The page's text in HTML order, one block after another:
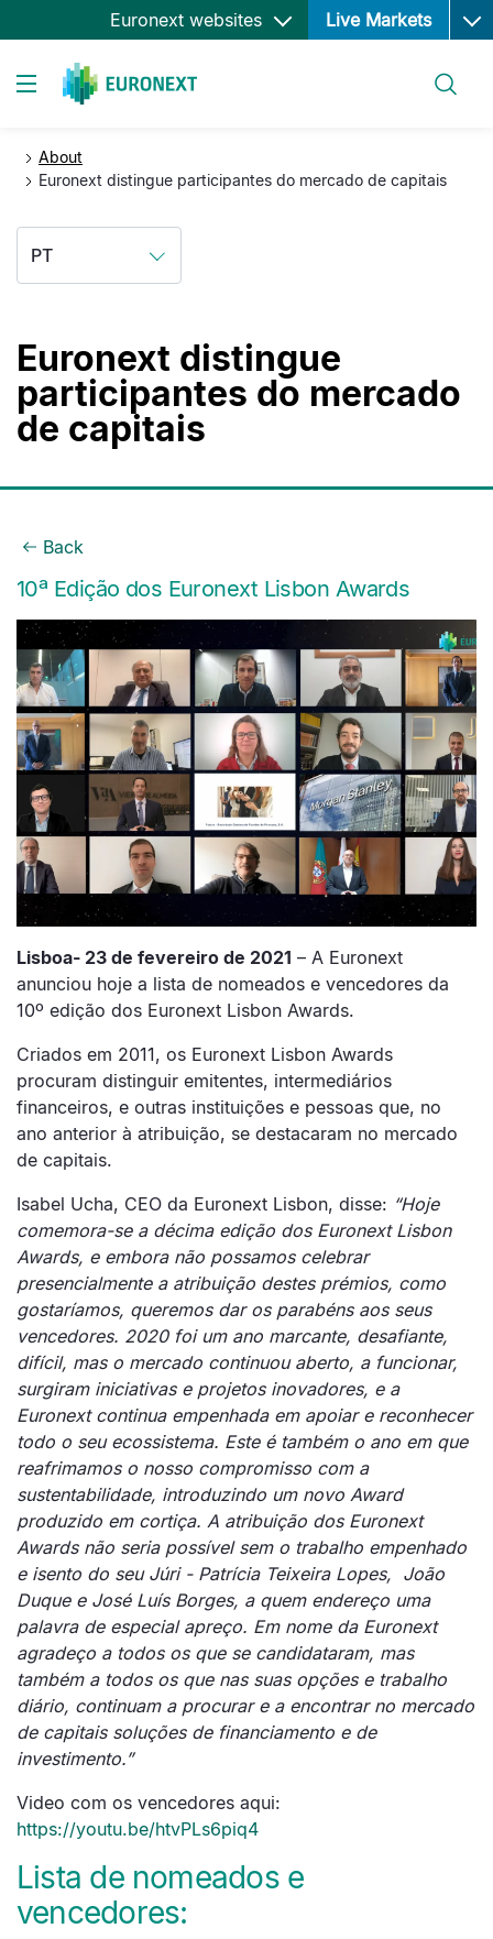
Passar
para
Euronext websites Live Markets Open
About
Euronext distingue participantes do mercado de capitais
PT
Euronext distingue
participantes do mercado
de capitais
Back
10ª Edição dos Euronext Lisbon Awards
Lisboa- 23 de fevereiro de 2021 – A Euronext
anunciou hoje a lista de nomeados e vencedores da
10º edição dos Euronext Lisbon Awards.
Criados em 2011, os Euronext Lisbon Awards
procuram distinguir emitentes, intermediários
financeiros, e outras instituições e pessoas que, no
ano anterior à atribuição, se destacaram no mercado
de capitais.
Isabel Ucha, CEO da Euronext Lisbon, disse: “Hoje
comemora-se a décima edição dos Euronext Lisbon
Awards, e embora não possamos celebrar
presencialmente a atribuição destes prémios, como
gostaríamos, queremos dar os parabéns aos seus
vencedores. 2020 foi um ano marcante, desafiante,
difícil, mas o mercado continuou aberto, a funcionar,
surgiram iniciativas e projetos inovadores, e a
Euronext continua empenhada em apoiar e reconhecer
todo o seu ecossistema. Este é também o ano em que
reafrimamos o nosso compromisso com a
sustentabilidade, introduzindo um novo Award
produzido em cortiça. A atribuição dos Euronext
Awards não seria possível sem o trabalho empenhado
e isento do seu Júri - Patrícia Teixeira Lopes, João
Duque e José Luís Borges, a quem endereço uma
palavra de especial apreço. Em nome da Euronext
agradeço a todos os que se candidataram, mas
também a todos os que nas suas opções e trabalho
diário, continuam a procurar e a encontrar no mercado
de capitais soluções de financiamento e de
investimento.”
Video com os vencedores aqui:
https://youtu.be/htvPLs6piq4
Lista de nomeados e
vencedores: